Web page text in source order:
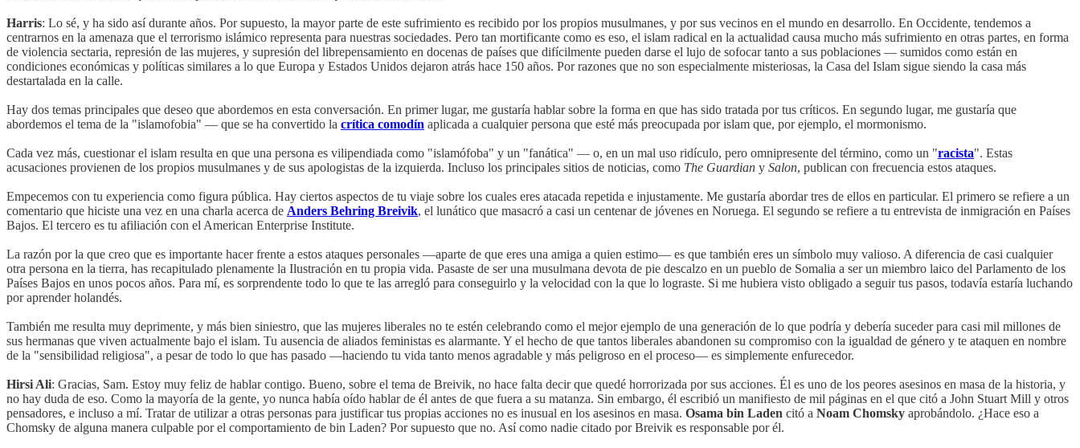
Harris: Lo sé, y ha sido así durante años. Por supuesto, la mayor parte de este sufrimiento es recibido por los propios musulmanes, y por sus vecinos en el mundo en desarrollo. En Occidente, tendemos a
centrarnos en la amenaza que el terrorismo islámico representa para nuestras sociedades. Pero tan mortificante como es eso, el islam radical en la actualidad causa mucho más sufrimiento en otras partes, en forma
de violencia sectaria, represión de las mujeres, y supresión del librepensamiento en docenas de países que difícilmente pueden darse el lujo de sofocar tanto a sus poblaciones — sumidos como están en
condiciones económicas y políticas similares a lo que Europa y Estados Unidos dejaron atrás hace 150 años. Por razones que no son especialmente misteriosas, la Casa del Islam sigue siendo la casa más
destartalada en la calle.
Hay dos temas principales que deseo que abordemos en esta conversación. En primer lugar, me gustaría hablar sobre la forma en que has sido tratada por tus críticos. En segundo lugar, me gustaría que
abordemos el tema de la "islamofobia" — que se ha convertido la crítica comodín aplicada a cualquier persona que esté más preocupada por islam que, por ejemplo, el mormonismo.
Cada vez más, cuestionar el islam resulta en que una persona es vilipendiada como "islamófoba" y un "fanática" — o, en un mal uso ridículo, pero omnipresente del término, como un "racista". Estas
acusaciones provienen de los propios musulmanes y de sus apologistas de la izquierda. Incluso los principales sitios de noticias, como The Guardian y Salon, publican con frecuencia estos ataques.
Empecemos con tu experiencia como figura pública. Hay ciertos aspectos de tu viaje sobre los cuales eres atacada repetida e injustamente. Me gustaría abordar tres de ellos en particular. El primero se refiere a un
comentario que hiciste una vez en una charla acerca de Anders Behring Breivik, el lunático que masacró a casi un centenar de jóvenes en Noruega. El segundo se refiere a tu entrevista de inmigración en Países
Bajos. El tercero es tu afiliación con el American Enterprise Institute.
La razón por la que creo que es importante hacer frente a estos ataques personales —aparte de que eres una amiga a quien estimo— es que también eres un símbolo muy valioso. A diferencia de casi cualquier
otra persona en la tierra, has recapitulado plenamente la Ilustración en tu propia vida. Pasaste de ser una musulmana devota de pie descalzo en un pueblo de Somalia a ser un miembro laico del Parlamento de los
Países Bajos en unos pocos años. Para mí, es sorprendente todo lo que te las arregló para conseguirlo y la velocidad con la que lo lograste. Si me hubiera visto obligado a seguir tus pasos, todavía estaría luchando
por aprender holandés.
También me resulta muy deprimente, y más bien siniestro, que las mujeres liberales no te estén celebrando como el mejor ejemplo de una generación de lo que podría y debería suceder para casi mil millones de
sus hermanas que viven actualmente bajo el islam. Tu ausencia de aliados feministas es alarmante. Y el hecho de que tantos liberales abandonen su compromiso con la igualdad de género y te ataquen en nombre
de la "sensibilidad religiosa", a pesar de todo lo que has pasado —haciendo tu vida tanto menos agradable y más peligroso en el proceso— es simplemente enfurecedor.
Hirsi Ali: Gracias, Sam. Estoy muy feliz de hablar contigo. Bueno, sobre el tema de Breivik, no hace falta decir que quedé horrorizada por sus acciones. Él es uno de los peores asesinos en masa de la historia, y
no hay duda de eso. Como la mayoría de la gente, yo nunca había oído hablar de él antes de que fuera a su matanza. Sin embargo, él escribió un manifiesto de mil páginas en el que citó a John Stuart Mill y otros
pensadores, e incluso a mí. Tratar de utilizar a otras personas para justificar tus propias acciones no es inusual en los asesinos en masa. Osama bin Laden citó a Noam Chomsky aprobándolo. ¿Hace eso a
Chomsky de alguna manera culpable por el comportamiento de bin Laden? Por supuesto que no. Así como nadie citado por Breivik es responsable por él.